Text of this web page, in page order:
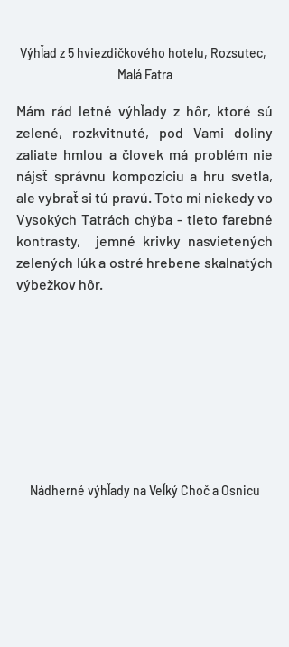
Výhľad z 5 hviezdičkového hotelu, Rozsutec,
Malá Fatra
Mám rád letné výhľady z hôr, ktoré sú
zelené, rozkvitnuté, pod Vami doliny
zaliate hmlou a človek má problém nie
nájsť správnu kompozíciu a hru svetla,
ale vybrať si tú pravú. Toto mi niekedy vo
Vysokých Tatrách chýba - tieto farebné
kontrasty,  jemné krivky nasvietených
zelených lúk a ostré hrebene skalnatých
výbežkov hôr.
Nádherné výhľady na Veľký Choč a Osnicu